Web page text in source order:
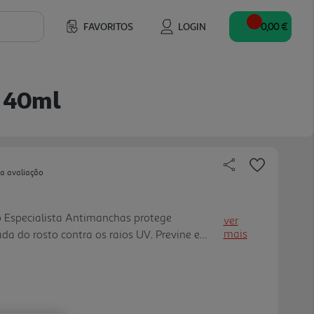
FAVORITOS LOGIN 0,00 €
40ml
avaliação
Especialista Antimanchas protege
do rosto contra os raios UV. Previne e
provocadas pelo sol graças ao
luminosa. Ideal para uso diário, a fórmula
com Ácido Hialurónico e Vitamina E
ver
mais